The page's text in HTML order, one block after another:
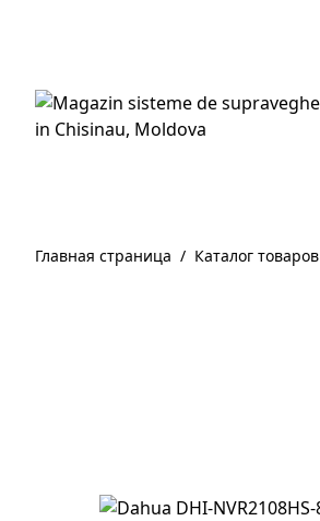
Главная страница / Каталог товаров